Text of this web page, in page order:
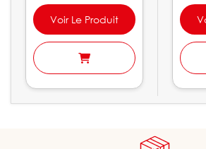
Voir Le Produit